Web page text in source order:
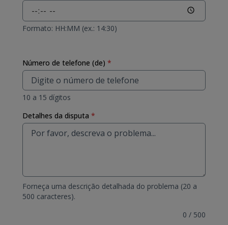
Formato: HH:MM (ex.: 14:30)
Número de telefone (de) *
10 a 15 dígitos
Detalhes da disputa *
Forneça uma descrição detalhada do problema (20 a
500 caracteres).
0 / 500